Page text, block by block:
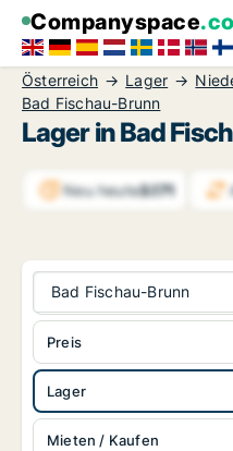
Companyspace
Österreich Lager
Bad Fischau-Brunn
Lager in Bad
Neu heute3.171
Bad Fischau-Brunn
Lager
Mieten / Kaufen
Preis